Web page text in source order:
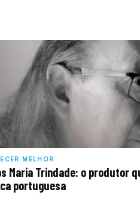
MELHOR
Maria Trindade: o produtor
portuguesa